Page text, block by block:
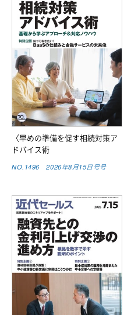
〈早めの準備を促す相続対策ア
ドバイス術
NO.1496 2026年8月15日号号